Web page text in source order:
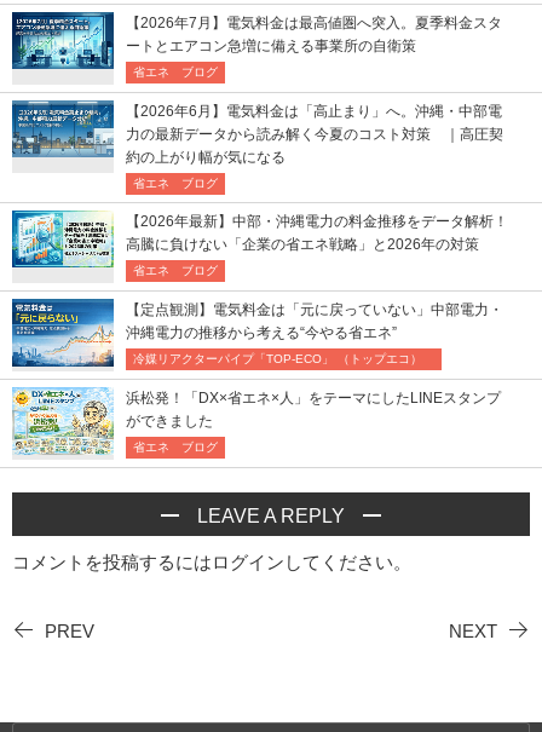
【2026年7月】電気料金は最高値圏へ突入。夏季料金スタ
ートとエアコン急増に備える事業所の自衛策
省エネ ブログ
【2026年6月】電気料金は「高止まり」へ。沖縄・中部電
力の最新データから読み解く今夏のコスト対策 ｜高圧契
約の上がり幅が気になる
省エネ ブログ
【2026年最新】中部・沖縄電力の料金推移をデータ解析！
高騰に負けない「企業の省エネ戦略」と2026年の対策
省エネ ブログ
【定点観測】電気料金は「元に戻っていない」中部電力・
沖縄電力の推移から考える“今やる省エネ”
冷媒リアクターパイプ「TOP-ECO」 （トップエコ）
浜松発！「DX×省エネ×人」をテーマにしたLINEスタンプ
ができました
省エネ ブログ
LEAVE A REPLY
コメントを投稿するにはログイン してください。
PREV NEXT